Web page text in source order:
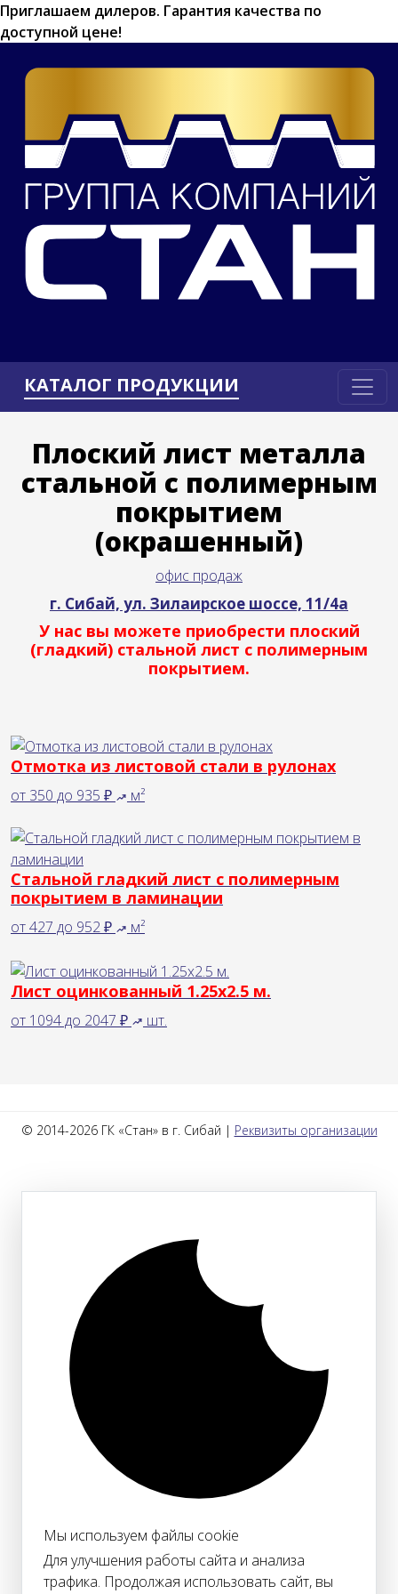
Приглашаем дилеров. Гарантия качества по
доступной цене!
КАТАЛОГ ПРОДУКЦИИ
Плоский лист металла
стальной с полимерным
покрытием
(окрашенный)
офис продаж
г. Сибай, ул. Зилаирское шоссе, 11/4а
У нас вы можете приобрести плоский
(гладкий) стальной лист с полимерным
покрытием.
Отмотка из листовой стали в рулонах
от 350 до 935 ₽ м²
Стальной гладкий лист с полимерным
покрытием в ламинации
от427 до 952 ₽ м²
Лист оцинкованный 1.25х2.5 м.
от 1094до 2047 ₽ шт.
© 2014-2026 ГК «Стан» в г. Сибай | Реквизиты организации
Мы используем файлы cookie
Для улучшения работы сайта и анализа
трафика. Продолжая использовать сайт, вы